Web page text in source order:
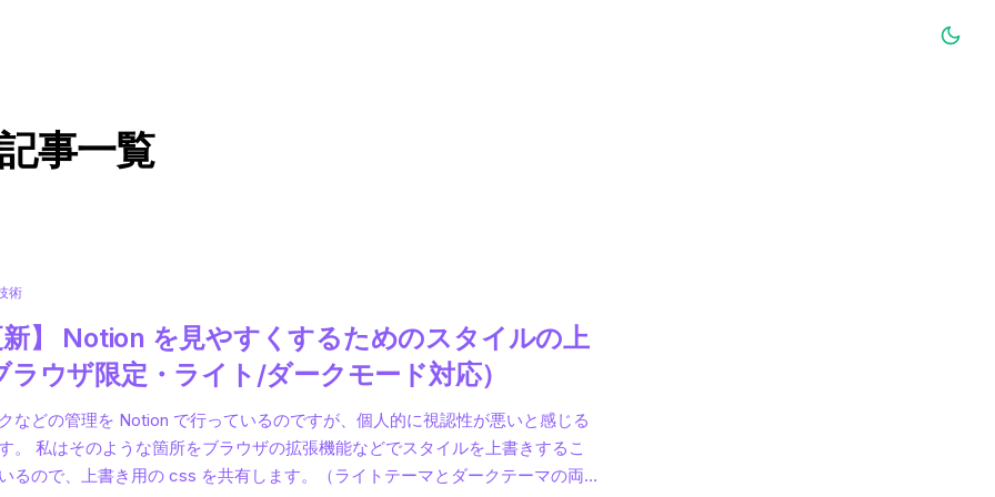
事一覧
術
】 Notion を見やすくするためのスタイルの上
ラウザ限定・ライト/ダークモード対応）
などの管理を Notion で行っているのですが、個人的に視認性が悪いと感じる
。 私はそのような箇所をブラウザの拡張機能などでスタイルを上書きするこ
るので、上書き用の css を共有します。（ライトテーマとダークテーマの両